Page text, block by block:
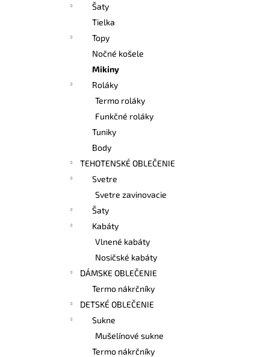
Šaty
Tielka
Topy
Nočné košele
Mikiny
Roláky
Termo roláky
Funkčné roláky
Tuniky
Body
TEHOTENSKÉ OBLEČENIE
Svetre
Svetre zavinovacie
Šaty
Kabáty
Vlnené kabáty
Nosičské kabáty
DÁMSKE OBLEČENIE
Termo nákrčníky
DETSKÉ OBLEČENIE
Sukne
Mušelínové sukne
Termo nákrčníky
BAMBUSOVÉ TIELKO NA DOJČENIE
€42,90